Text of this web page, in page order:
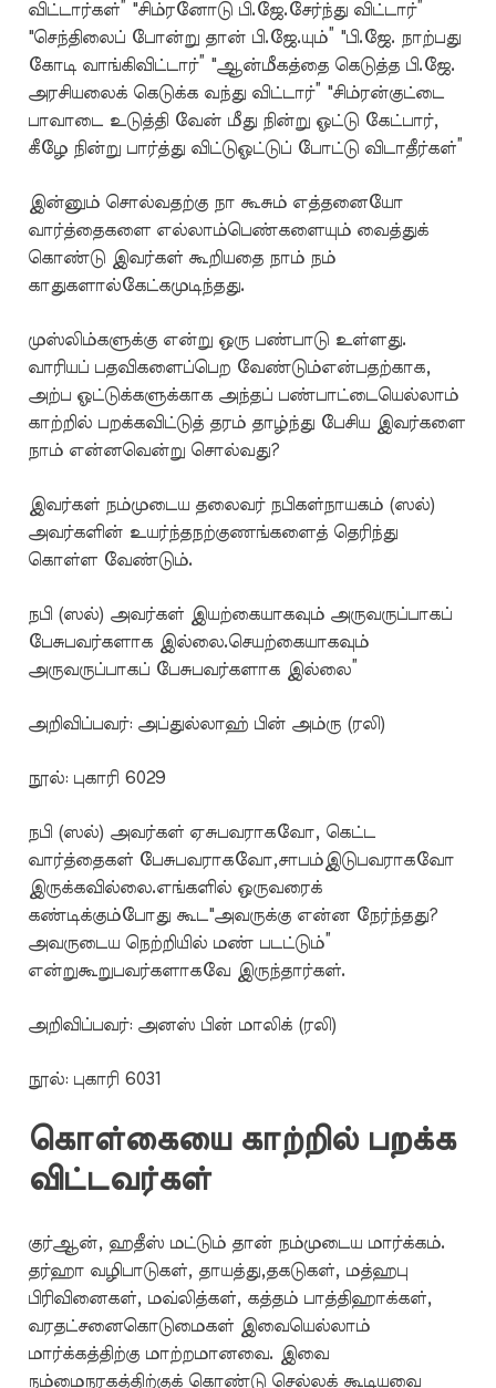
விட்டார்கள்” "சிம்ரனோடு பி.ஜே.சேர்ந்து விட்டார்”
"செந்திலைப் போன்று தான் பி.ஜே.யும்” "பி.ஜே. நாற்பது
கோடி வாங்கிவிட்டார்” "ஆன்மீகத்தை கெடுத்த பி.ஜே.
அரசியலைக் கெடுக்க வந்து விட்டார்” "சிம்ரன்குட்டை
பாவாடை உடுத்தி வேன் மீது நின்று ஓட்டு கேட்பார்,
கீழே நின்று பார்த்து விட்டுஓட்டுப் போட்டு விடாதீர்கள்”
இன்னும் சொல்வதற்கு நா கூசும் எத்தனையோ
வார்த்தைகளை எல்லாம்பெண்களையும் வைத்துக்
கொண்டு இவர்கள் கூறியதை நாம் நம்
காதுகளால்கேட்கமுடிந்தது.
முஸ்லிம்களுக்கு என்று ஒரு பண்பாடு உள்ளது.
வாரியப் பதவிகளைப்பெற வேண்டும்என்பதற்காக,
அற்ப ஓட்டுக்களுக்காக அந்தப் பண்பாட்டையெல்லாம்
காற்றில் பறக்கவிட்டுத் தரம் தாழ்ந்து பேசிய இவர்களை
நாம் என்னவென்று சொல்வது?
இவர்கள் நம்முடைய தலைவர் நபிகள்நாயகம் (ஸல்)
அவர்களின் உயர்ந்தநற்குணங்களைத் தெரிந்து
கொள்ள வேண்டும்.
நபி (ஸல்) அவர்கள் இயற்கையாகவும் அருவருப்பாகப்
பேசுபவர்களாக இல்லை.செயற்கையாகவும்
அருவருப்பாகப் பேசுபவர்களாக இல்லை”
அறிவிப்பவர்: அப்துல்லாஹ் பின் அம்ரு (ரலி)
நூல்: புகாரி 6029
நபி (ஸல்) அவர்கள் ஏசுபவராகவோ, கெட்ட
வார்த்தைகள் பேசுபவராகவோ,சாபம்இடுபவராகவோ
இருக்கவில்லை.எங்களில் ஒருவரைக்
கண்டிக்கும்போது கூட"அவருக்கு என்ன நேர்ந்தது?
அவருடைய நெற்றியில் மண் படட்டும்”
என்றுகூறுபவர்களாகவே இருந்தார்கள்.
அறிவிப்பவர்: அனஸ் பின் மாலிக் (ரலி)
நூல்: புகாரி 6031
கொள்கையை காற்றில் பறக்க
விட்டவர்கள்
குர்ஆன், ஹதீஸ் மட்டும் தான் நம்முடைய மார்க்கம்.
தர்ஹா வழிபாடுகள், தாயத்து,தகடுகள், மத்ஹபு
பிரிவினைகள், மவ்லித்கள், கத்தம் பாத்திஹாக்கள்,
வரதட்சனைகொடுமைகள் இவையெல்லாம்
மார்க்கத்திற்கு மாற்றமானவை. இவை
நம்மைநரகத்திற்குக் கொண்டு செல்லக் கூடியவை